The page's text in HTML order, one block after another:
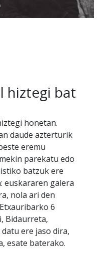
hiztegi bat
honetan.
daude azterturik
eremu
parekatu edo
batzuk ere
euskararen galera
nola ari den
6
Bidaurreta,
ere jaso dira,
esate baterako.